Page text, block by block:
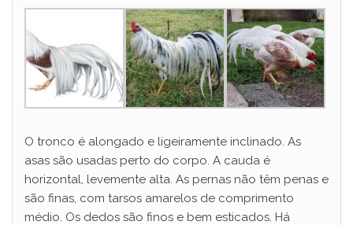
O tronco é alongado e ligeiramente inclinado. As
asas são usadas perto do corpo. A cauda é
horizontal, levemente alta. As pernas não têm penas e
são finas, com tarsos amarelos de comprimento
médio. Os dedos são finos e bem esticados. Há